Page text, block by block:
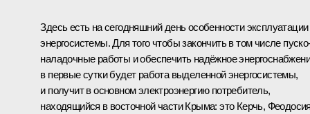
Здесь есть на сегодняшний день особенности эксплуатации
энергосистемы. Для того чтобы закончить в том числе
наладочные работы и обеспечить надёжное
в первые сутки будет работа выделенной энергосистемы,
и получит в основном электроэнергию потребитель,
находящийся в восточной части Крыма: это Керчь,